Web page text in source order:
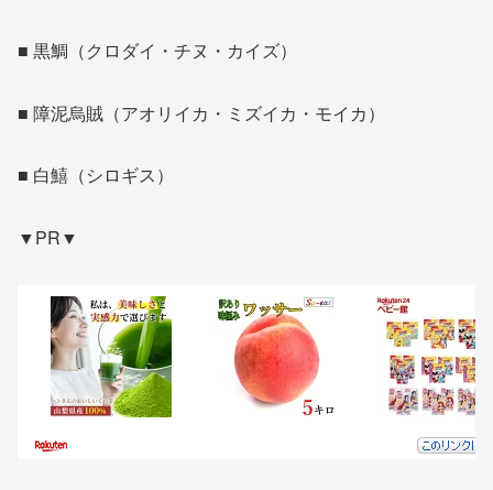
■ 黒鯛（クロダイ・チヌ・カイズ）
■ 障泥烏賊（アオリイカ・ミズイカ・モイカ）
■ 白鱚（シロギス）
▼PR▼